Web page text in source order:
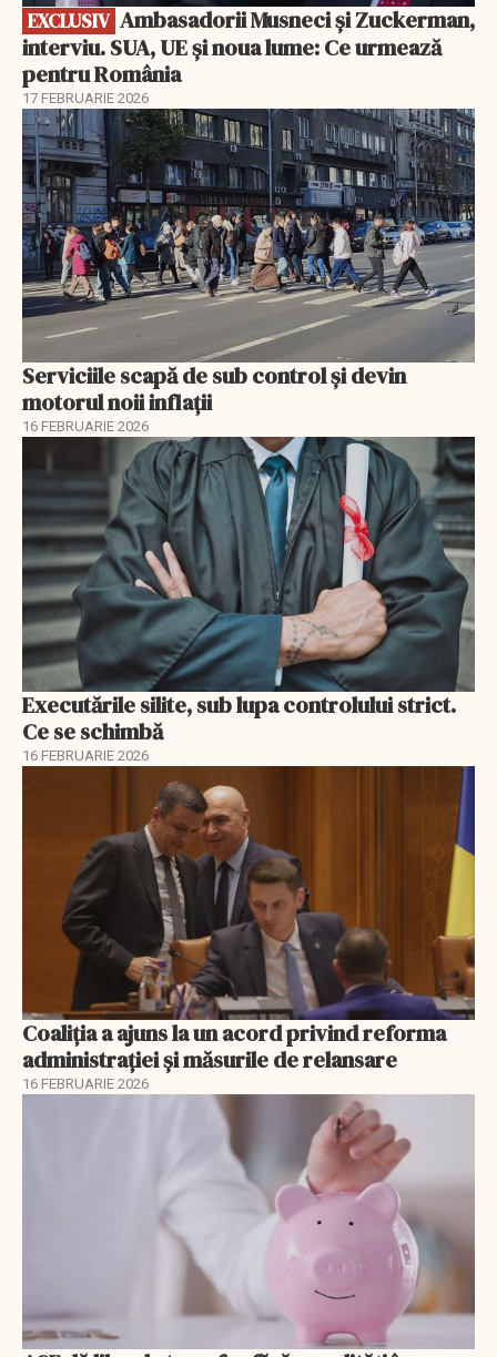
EXCLUSIV
interviu. SUA, UE și noua lume: Ce urmează
pentru România
17 FEBRUARIE 2026
Serviciile scapă de sub control și devin
motorul noii inflații
16 FEBRUARIE 2026
Executările silite, sub lupa controlului strict.
Ce se schimbă
16 FEBRUARIE 2026
Coaliția a ajuns la un acord privind reforma
administrației și măsurile de relansare
16 FEBRUARIE 2026